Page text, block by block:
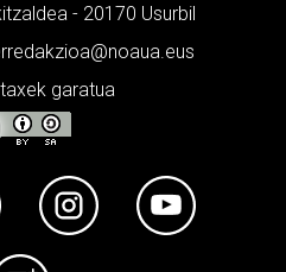
- 20170 Usurbil
garatua